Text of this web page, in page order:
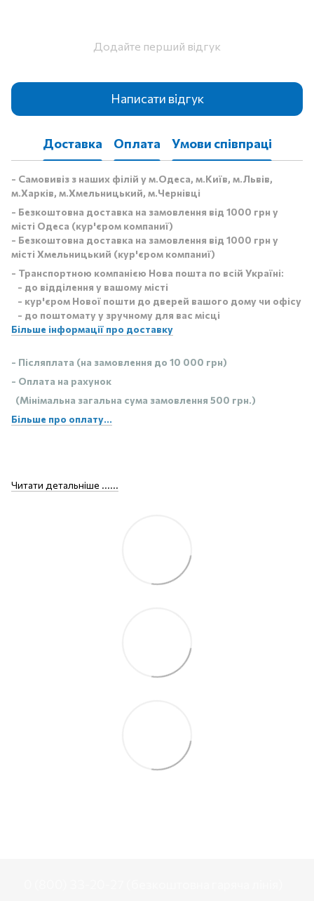
Додайте перший відгук
Написати відгук
Доставка Оплата Умови співпраці
- Самовивіз з наших філій у м.Одеса, м.Київ, м.Львів,
м.Харків, м.Хмельницький, м.Чернівці
- Безкоштовна доставка на замовлення від 1000 грн у
місті Одеса (кур'єром компаниї)
- Безкоштовна доставка на замовлення від 1000 грн у
місті Хмельницький (кур'єром компаниї)
- Транспортною компанією Нова пошта по всій Україні:
- до відділення у вашому місті
- кур'єром Нової пошти до дверей вашого дому чи офісу
- до поштомату у зручному для вас місці
Більше інформації про доставку
- Післяплата (на замовлення до 10 000 грн)
- Оплата на рахунок
(Мінімальна загальна сума замовлення 500 грн.)
Більше про оплату...
Читати детальніше ......